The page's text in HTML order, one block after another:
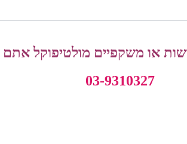
או משקפיים מולטיפוקלאתם
03-9310327